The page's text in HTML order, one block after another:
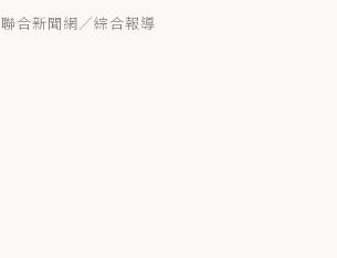
聯合新聞網／綜合報導